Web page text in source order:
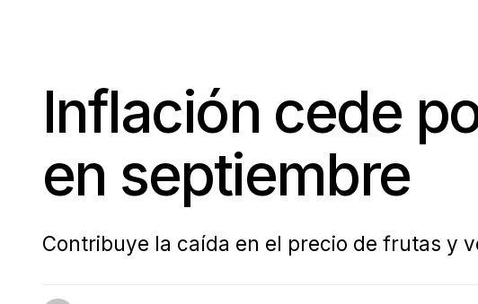
Inflación cede
en septiembre
Contribuye la caída en el precio de frutas y